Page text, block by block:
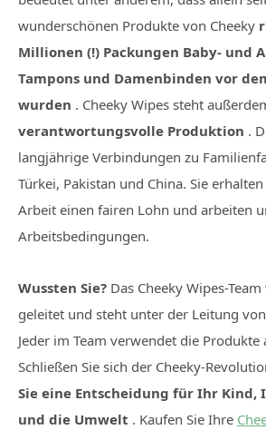
wunderschönen Produkte von Cheeky
Millionen (!) Packungen Baby- und
Tampons und Damenbinden vor
wurden . Cheeky Wipes steht
verantwortungsvolle Produktion .
langjährige Verbindungen zu
Türkei, Pakistan und China. Sie
Arbeit einen fairen Lohn und arbeiten
Arbeitsbedingungen.
Wussten Sie? Das Cheeky Wipes-
geleitet und steht unter der Leitung
Jeder im Team verwendet die Produkte
Schließen Sie sich der Cheeky-
Sie eine Entscheidung für Ihr Kind,
und die Umwelt . Kaufen Sie Ihre